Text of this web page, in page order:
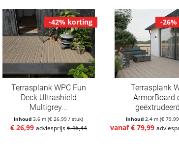
-42% korting
Terrasplank WPC Fun
Deck Ultrashield
Multigrey...
Inhoud3.6 m(€ 26,99 / stuk)
€ 26,99 adviesprijs€ 46,44
-
Terrasplank
ArmorBoard
Inhoud2.4 m(€
vanaf € 79,99